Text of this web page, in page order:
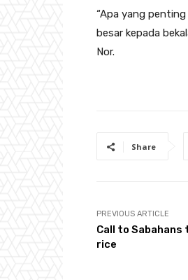
“Apa yang
besar kepada
Nor.
Share
PREVIOUS ARTICLE
Call to
rice